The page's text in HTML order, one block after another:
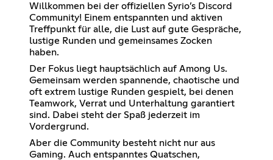
Willkommen bei der offiziellen Syrio’s Discord
Community! Einem entspannten und aktiven
Treffpunkt für alle, die Lust auf gute Gespräche,
lustige Runden und gemeinsames Zocken
haben.
Der Fokus liegt hauptsächlich auf Among Us.
Gemeinsam werden spannende, chaotische und
oft extrem lustige Runden gespielt, bei denen
Teamwork, Verrat und Unterhaltung garantiert
sind. Dabei steht der Spaß jederzeit im
Vordergrund.
Aber die Community besteht nicht nur aus
Gaming. Auch entspanntes Quatschen,